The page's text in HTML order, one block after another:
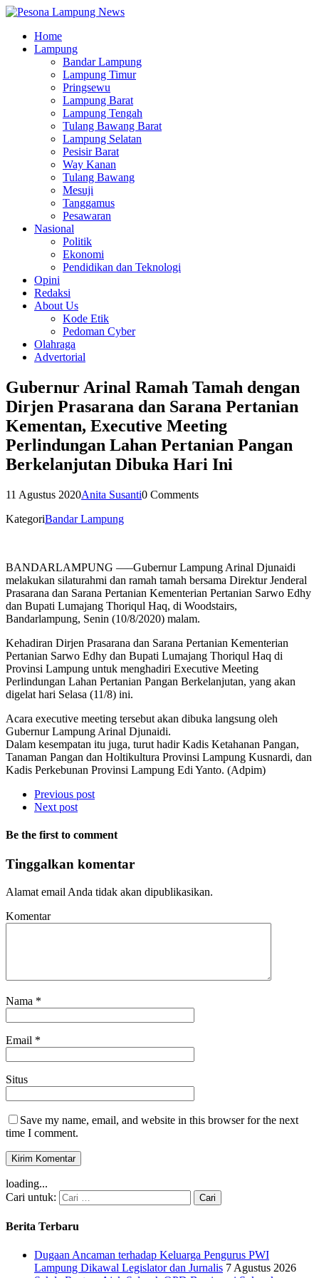
Home
Lampung
Bandar Lampung
Lampung Timur
Pringsewu
Lampung Barat
Lampung Tengah
Tulang Bawang Barat
Lampung Selatan
Pesisir Barat
Way Kanan
Tulang Bawang
Mesuji
Tanggamus
Pesawaran
Nasional
Politik
Ekonomi
Pendidikan dan Teknologi
Opini
Redaksi
About Us
Kode Etik
Pedoman Cyber
Olahraga
Advertorial
Gubernur Arinal Ramah Tamah dengan
Dirjen Prasarana dan Sarana Pertanian
Kementan, Executive Meeting
Perlindungan Lahan Pertanian Pangan
Berkelanjutan Dibuka Hari Ini
11 Agustus 2020Anita Susanti0 Comments
KategoriBandar Lampung
BANDARLAMPUNG —–Gubernur Lampung Arinal Djunaidi
melakukan silaturahmi dan ramah tamah bersama Direktur Jenderal
Prasarana dan Sarana Pertanian Kementerian Pertanian Sarwo Edhy
dan Bupati Lumajang Thoriqul Haq, di Woodstairs,
Bandarlampung, Senin (10/8/2020) malam.
Kehadiran Dirjen Prasarana dan Sarana Pertanian Kementerian
Pertanian Sarwo Edhy dan Bupati Lumajang Thoriqul Haq di
Provinsi Lampung untuk menghadiri Executive Meeting
Perlindungan Lahan Pertanian Pangan Berkelanjutan, yang akan
digelat hari Selasa (11/8) ini.
Acara executive meeting tersebut akan dibuka langsung oleh
Gubernur Lampung Arinal Djunaidi.
Dalam kesempatan itu juga, turut hadir Kadis Ketahanan Pangan,
Tanaman Pangan dan Holtikultura Provinsi Lampung Kusnardi, dan
Kadis Perkebunan Provinsi Lampung Edi Yanto. (Adpim)
Previous post
Next post
Be the first to comment
Tinggalkan komentar
Alamat email Anda tidak akan dipublikasikan.
Komentar
Nama *
Email *
Situs
Save my name, email, and website in this browser for the next
time I comment.
loading...
Cari untuk:
Berita Terbaru
Dugaan Ancaman terhadap Keluarga Pengurus PWI
Lampung Dikawal Legislator dan Jurnalis 7 Agustus 2026